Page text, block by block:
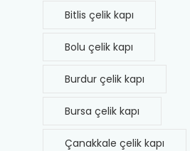
Bitlis çelik kapı
Bolu çelik kapı
Burdur çelik kapı
Bursa çelik kapı
Çanakkale çelik kapı